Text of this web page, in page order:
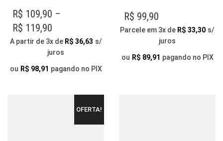
VARIANTES.
OPÇÕES
PODEM
ESCOLHIDAS
DO
PRODUTO
R$ 109,90 –
R$ 119,90
RANGE:
R$ 109,90
THROUGH
A partir de 3x de R$ 36,63 s/
juros
ou R$ 98,91 pagando no PIX
SER
R$ 99,90
Parcele em 3x de R$ 33,30 s/
juros
ou R$ 89,91 pagando no PIX
OFERTA!